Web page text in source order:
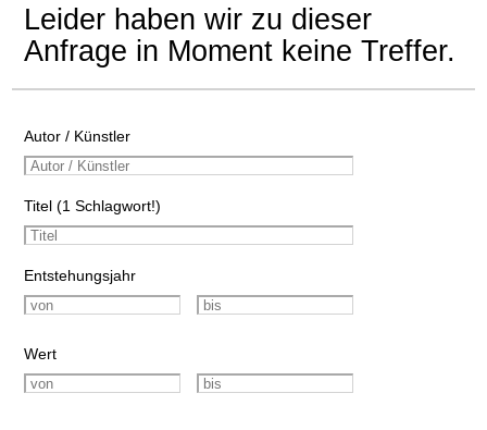
Leider haben wir zu dieser
Anfrage in Moment keine Treffer.
Autor / Künstler
Titel (1 Schlagwort!)
Entstehungsjahr
Wert